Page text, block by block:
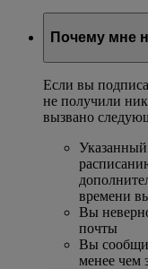
Почему мне
Если вы
не получили
вызвано
времени
Вы
почты
Вы
менее чем